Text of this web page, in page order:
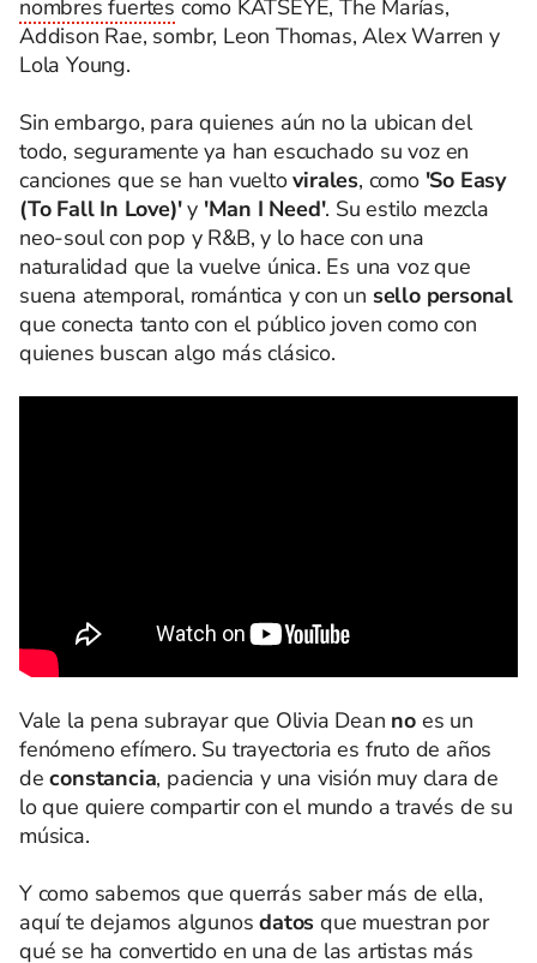
nombres fuertes como KATSEYE, The Marías,
Addison Rae, sombr, Leon Thomas, Alex Warren y
Lola Young.
Sin embargo, para quienes aún no la ubican del
todo, seguramente ya han escuchado su voz en
canciones que se han vueltovirales, como 'So Easy
(To Fall In Love)'y 'Man I Need'. Su estilo mezcla
neo-soul con pop y R&B, y lo hace con una
naturalidad que la vuelve única. Es una voz que
suena atemporal, romántica y con un sello personal
que conecta tanto con el público joven como con
quienes buscan algo más clásico.
Vale la pena subrayar que Olivia Dean no es un
fenómeno efímero. Su trayectoria es fruto de años
deconstancia, paciencia y una visión muy clara de
lo que quiere compartir con el mundo a través de su
música.
Y como sabemos que querrás saber más de ella,
aquí te dejamos algunosdatos que muestran por
qué se ha convertido en una de las artistas más